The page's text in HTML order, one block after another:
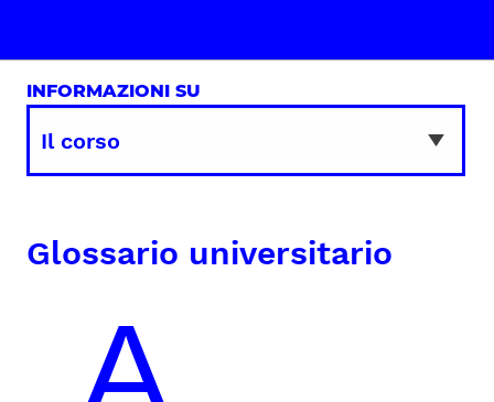
INFORMAZIONI SU
Glossario universitario